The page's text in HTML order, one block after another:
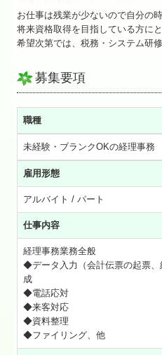
★相続のまめ知識
料金について
よくある質問
金融機関の皆様へ
当社のサービス
お問い合わせ
個人情報保護方針
お仕事は残業が少ないので自分の
将来資格取得を目指している方に
希望次第では、税務・システム研
募集要項
職種
未経験・ブランクOKの経理事務
雇用形態
アルバイト / パート
仕事内容
経理事務業務全般
◆データ入力（会計伝票の起票
成
◆電話応対
◆来客対応
◆資料整理
◆ファイリング、他